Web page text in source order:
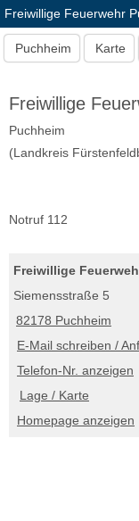
Freiwillige Feuerwehr
Puchheim Karte
Freiwillige
Puchheim
(Landkreis
Notruf 112
Freiwillige
Siemensstraße 5
82178 Puchheim
E-Mail schreiben /
Telefon-Nr. anzeigen
Lage / Karte
Homepage anzeigen